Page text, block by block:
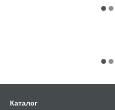
Каталог